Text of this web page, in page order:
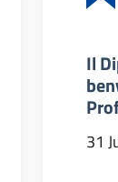
Il
31